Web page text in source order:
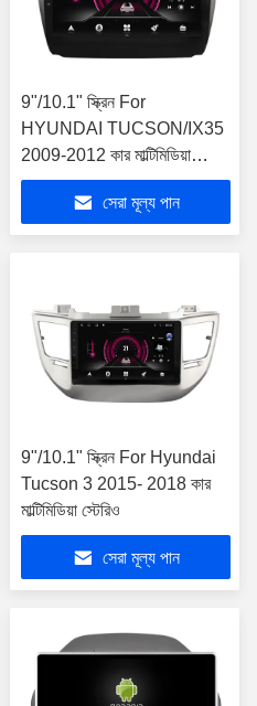
9"/10.1" স্ক্রিন For
HYUNDAI TUCSON/IX35
2009-2012 কার মাল্টিমিডিয়া
স্টেরিও
সেরা মূল্য পান
9"/10.1" স্ক্রিন For Hyundai
Tucson 3 2015- 2018 কার
মাল্টিমিডিয়া স্টেরিও
সেরা মূল্য পান